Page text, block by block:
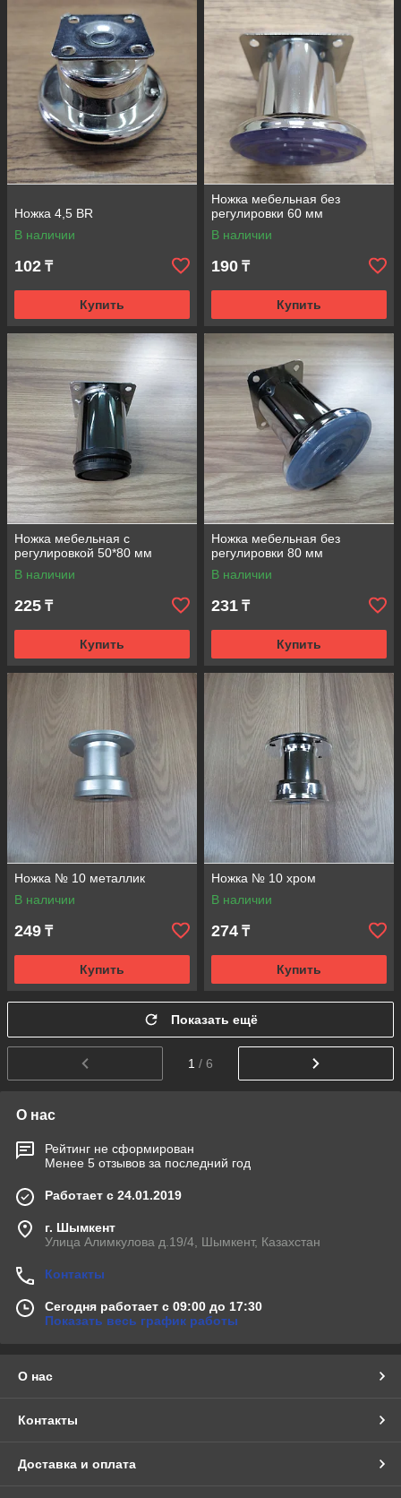
Ножка 4,5 BR
В наличии
102 ₸
Купить
Ножка мебельная без
регулировки 60 мм
В наличии
190 ₸
Купить
Ножка мебельная с
регулировкой 50*80 мм
В наличии
225 ₸
Купить
Ножка мебельная без
регулировки 80 мм
В наличии
231 ₸
Купить
Ножка № 10 металлик
В наличии
249 ₸
Купить
Ножка № 10 хром
В наличии
274 ₸
Купить
Показать ещё
1 / 6
О нас
Рейтинг не сформирован
Менее 5 отзывов за последний год
Работает с 24.01.2019
г. Шымкент
Улица Алимкулова д.19/4, Шымкент, Казахстан
Контакты
Сегодня работает с 09:00 до 17:30
Показать весь график работы
О нас
Контакты
Доставка и оплата